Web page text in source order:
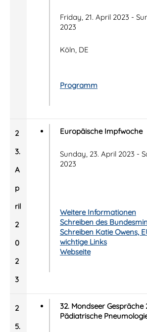
Friday, 21. April 2023 -
2023
Köln, DE
Programm
2
3.
A
p
ril
2
0
2
3
Europäische Impfwoche
Sunday, 23. April 2023 -
2023
Weitere Informationen
Schreiben des
Schreiben Katie Owens,
wichtige Links
Webseite
2
5.
32. Mondseer Gespräche
Pädiatrische